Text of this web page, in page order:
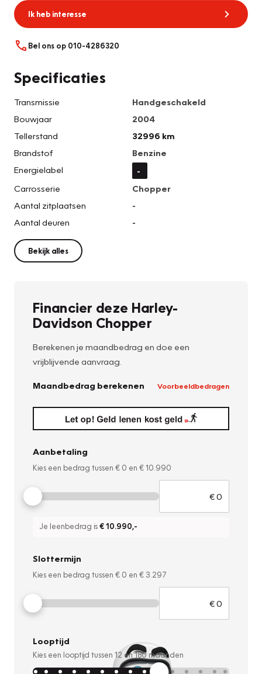
Ik heb interesse
Bel ons op 010-4286320
Specificaties
Transmissie
Handgeschakeld
Bouwjaar
2004
Tellerstand
32996 km
Brandstof
Benzine
Energielabel
-
Carrosserie
Chopper
Aantal zitplaatsen
-
Aantal deuren
-
Bekijk alles
Financier deze Harley-
Davidson Chopper
Berekenen je maandbedrag en doe een
vrijblijvende aanvraag.
Maandbedrag berekenen Voorbeeldbedragen
Aanbetaling
Kies een bedrag tussen € 0 en € 10.990
Je leenbedrag is€ 10.990,-
Slottermijn
Kies een bedrag tussen € 0 en € 3.297
Looptijd
Kies een looptijd tussen 12 en180 maanden